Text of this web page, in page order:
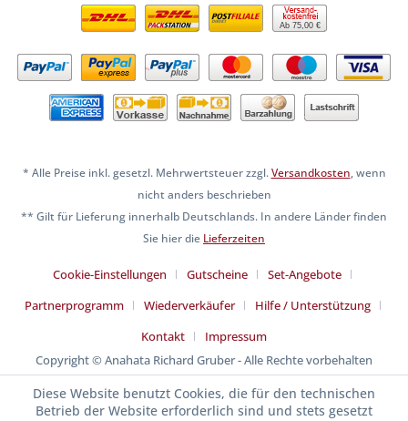
Ab 75,00 €
* Alle Preise inkl. gesetzl. Mehrwertsteuer zzgl.Versandkosten, wenn
nicht anders beschrieben
** Gilt für Lieferung innerhalb Deutschlands. In andere Länder finden
Sie hier die Lieferzeiten
Cookie-Einstellungen Gutscheine
Set-Angebote
Partnerprogramm
Wiederverkäufer
Hilfe / Unterstützung
Kontakt
Impressum
Copyright © Anahata Richard Gruber - Alle Rechte vorbehalten
Diese Website benutzt Cookies, die für den technischen
Betrieb der Website erforderlich sind und stets gesetzt